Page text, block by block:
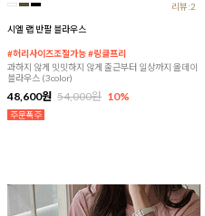
리뷰:2
시엘 랩 반팔 블라우스
#허리사이즈조절가능 #링클프리
과하지 않게 밋밋하지 않게 출근부터 일상까지 올데이
블라우스 (3color)
48,600원 54,000원 10%